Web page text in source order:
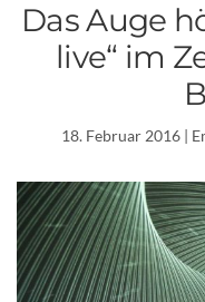
Das Auge
live“ im
18. Februar 2016 |